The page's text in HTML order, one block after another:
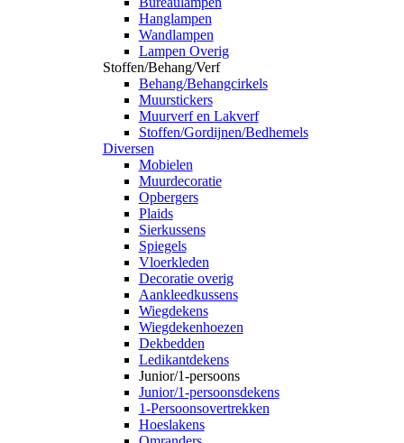
Hanglampen
Wandlampen
Lampen Overig
Stoffen/Behang/Verf
Behang/Behangcirkels
Muurstickers
Muurverf en Lakverf
Stoffen/Gordijnen/Bedhemels
Diversen
Mobielen
Muurdecoratie
Opbergers
Plaids
Sierkussens
Spiegels
Vloerkleden
Decoratie overig
Aankleedkussens
Wiegdekens
Wiegdekenhoezen
Dekbedden
Ledikantdekens
Junior/1-persoons
Junior/1-persoonsdekens
1-Persoonsovertrekken
Hoeslakens